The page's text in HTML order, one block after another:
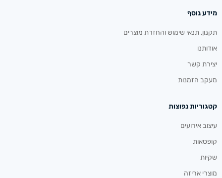
מידע נוסף
תקנון, תנאי שימוש והחזרת מוצרים
אודותנו
יצירת קשר
מעקב הזמנות
קטגוריות נפוצות
עיצוב אירועים
קופסאות
שקיות
מוצרי אריזה